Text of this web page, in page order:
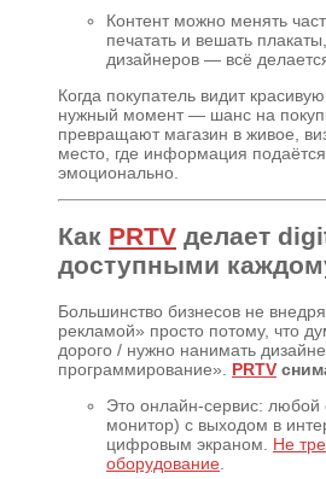
Контент можно менять
печатать и вешать
дизайнеров — всё
Когда покупатель видит
нужный момент — шанс на
превращают магазин в живое,
место, где информация
эмоционально.
Как PRTV делает
доступными
Большинство бизнесов не
рекламой» просто потому, что
дорого / нужно нанимать
программирование». PRTV
Это онлайн-сервис:
монитор) с выходом в
цифровым экраном. Не
оборудование